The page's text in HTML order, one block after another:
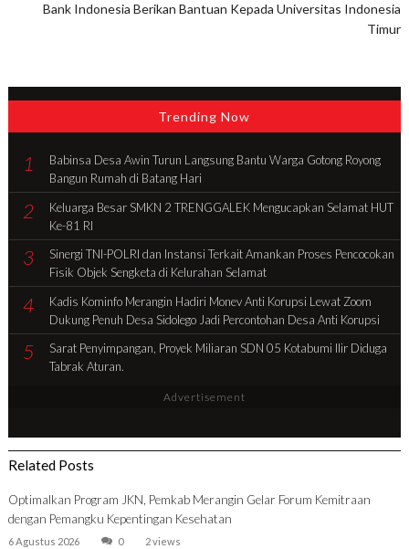
Bank Indonesia Berikan Bantuan Kepada Universitas Indonesia
Timur
Trending Now
1
Babinsa Desa Awin Turun Langsung Bantu Warga Gotong Royong
Bangun Rumah di Batang Hari
2
Keluarga Besar SMKN 2 TRENGGALEK Mengucapkan Selamat HUT
Ke-81 RI
3
Sinergi TNI-POLRI dan Instansi Terkait Amankan Proses Pencocokan
Fisik Objek Sengketa di Kelurahan Selamat
4
Kadis Kominfo Merangin Hadiri Monev Anti Korupsi Lewat Zoom
Dukung Penuh Desa Sidolego Jadi Percontohan Desa Anti Korupsi
5
Sarat Penyimpangan, Proyek Miliaran SDN 05 Kotabumi Ilir Diduga
Tabrak Aturan.
Advertisement
Related Posts
Optimalkan Program JKN, Pemkab Merangin Gelar Forum Kemitraan
dengan Pemangku Kepentingan Kesehatan
6 Agustus 2026 0 2 views